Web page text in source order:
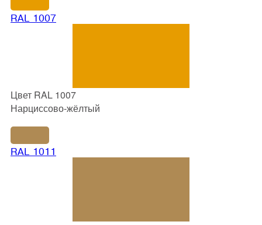
RAL 1007
Цвет RAL 1007
Нарциссово-жёлтый
RAL 1011